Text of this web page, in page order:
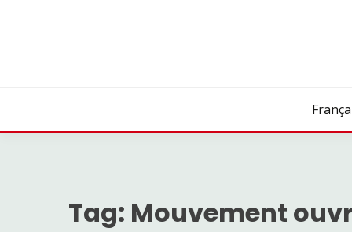
Tag: Mouvement